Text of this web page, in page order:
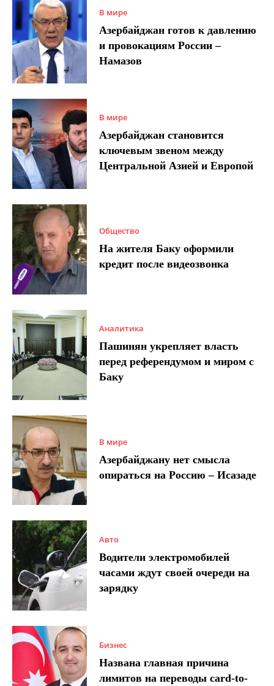
В мире
Азербайджан готов к давлению
и провокациям России –
Намазов
В мире
Азербайджан становится
ключевым звеном между
Центральной Азией и Европой
Общество
На жителя Баку оформили
кредит после видеозвонка
Аналитика
Пашинян укрепляет власть
перед референдумом и миром с
Баку
В мире
Азербайджану нет смысла
опираться на Россию – Исазаде
Авто
Водители электромобилей
часами ждут своей очереди на
зарядку
Бизнес
Названа главная причина
лимитов на переводы card-to-